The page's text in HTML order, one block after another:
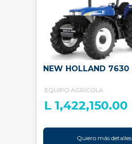
NEW HOLLAND 7630
EQUIPO AGRÍCOLA
L 1,422,150.00
Quiero más detalles